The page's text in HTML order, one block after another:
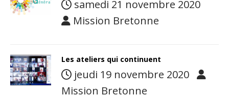
samedi 21 novembre 2020
Mission Bretonne
Les ateliers qui continuent
jeudi 19 novembre 2020
Mission Bretonne